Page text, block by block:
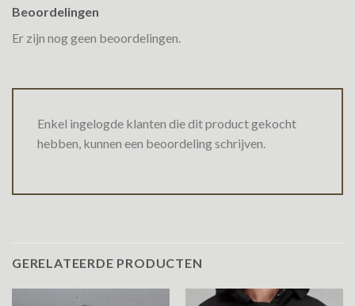
Beoordelingen
Er zijn nog geen beoordelingen.
Enkel ingelogde klanten die dit product gekocht
hebben, kunnen een beoordeling schrijven.
GERELATEERDE PRODUCTEN